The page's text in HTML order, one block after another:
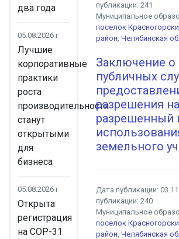
два года
05.08.2026 г
Лучшие
корпоративные
практики
роста
производительности
станут
открытыми
для
бизнеса
05.08.2026 г
Открыта
регистрация
на COP-31
публикации:241
Муниципальное
поселок
район,Челябинская
Заключение о
публичных
разрешения
разрешенный
земельного
Дата публикации:
публикации:240
Муниципальное
поселок
район,Челябинская